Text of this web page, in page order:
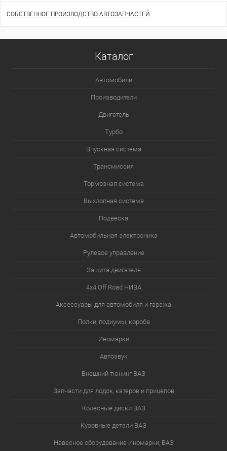
СОБСТВЕННОЕ ПРОИЗВОДСТВО АВТОЗАПЧАСТЕЙ
Каталог
Автомобили
Производители
Двигатель
Турбо
Впускная система
Трансмиссия
Тормозная система
Выхлопная система
Подвеска
Автомобильная электроника
Рулевое управление
Защита двигателя
4х4.Off Road НИВА
Аксессуары для автомобиля и гаража
Полки, подиумы, короба
Иномарки
Автозвук
Внешний тюнинг ВАЗ
Запчасти для лодок, катеров и прицепов
Колёсные диски ВАЗ
Кузовные детали ВАЗ
Навесное оборудование Иномарки, ВАЗ